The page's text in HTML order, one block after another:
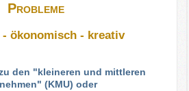
Probleme
ökonomisch - kreativ
den "kleineren und mittleren
(KMU) oder